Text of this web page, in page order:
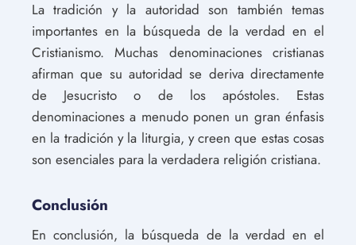
La tradición y la autoridad son también temas
importantes en la búsqueda de la verdad en el
Cristianismo. Muchas denominaciones cristianas
afirman que su autoridad se deriva directamente
de Jesucristo o de los apóstoles. Estas
denominaciones a menudo ponen un gran énfasis
en la tradición y la liturgia, y creen que estas cosas
son esenciales para la verdadera religión cristiana.
Conclusión
En conclusión, la búsqueda de la verdad en el